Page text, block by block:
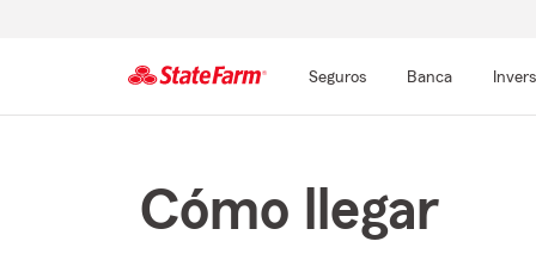
Seguros Banca
Cómo llegar